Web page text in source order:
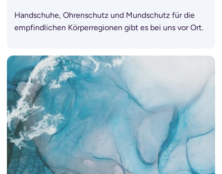
Handschuhe, Ohrenschutz und Mundschutz für die
empfindlichen Körperregionen gibt es bei uns vor Ort.